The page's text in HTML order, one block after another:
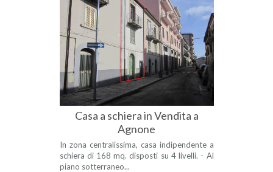
Casa a schiera in Vendita a
Agnone
In zona centralissima, casa indipendente a
schiera di 168 mq. disposti su 4 livelli. - Al
piano sotterraneo...